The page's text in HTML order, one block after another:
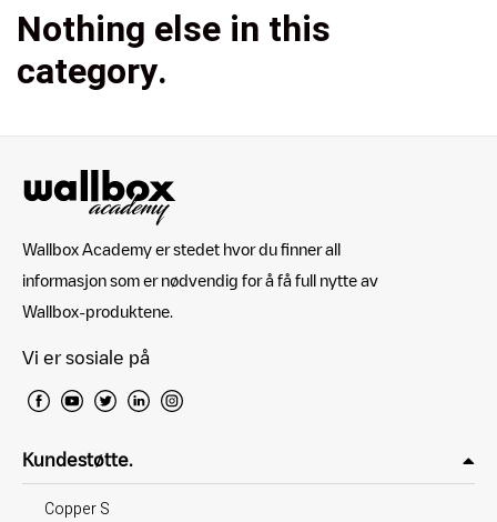
Nothing else in this
category.
Wallbox Academy er stedet hvor du finner all
informasjon som er nødvendig for å få full nytte av
Wallbox-produktene.
Vi er sosiale på
Kundestøtte.
Copper S